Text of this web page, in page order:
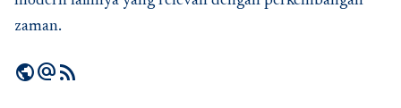
zaman.
publicalternate_emailrss_feed